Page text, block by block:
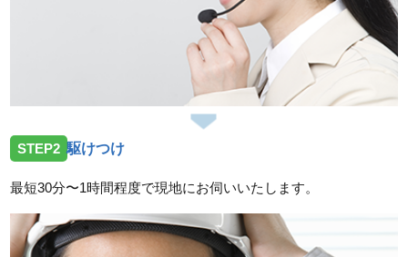
三重県亀山市小川町へ台所蛇口故障の依頼を受けお伺
三重県鈴鹿市加佐登へトイレの水漏れ修理依頼を受け
お伺いしました。
2026/07/14
三重県津市一身田上津部田へ台所蛇口の修理依頼を受
STEP2 駆けつけ
最短30分〜1時間程度で現地にお伺いいたします。